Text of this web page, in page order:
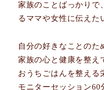
家族のことばっかりで
るママや女性に伝えた
自分の好きなことのた
家族の心と健康を整え
おうちごはんを整える
モニターセッション60